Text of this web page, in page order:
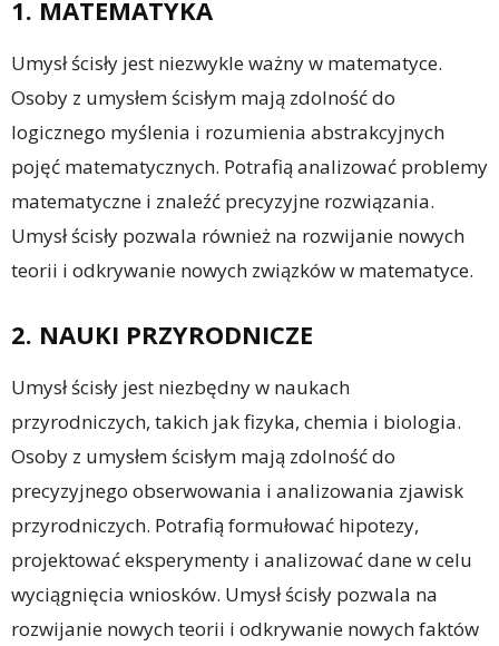
1. MATEMATYKA
Umysł ścisły jest niezwykle ważny w matematyce.
Osoby z umysłem ścisłym mają zdolność do
logicznego myślenia i rozumienia abstrakcyjnych
pojęć matematycznych. Potrafią analizować problemy
matematyczne i znaleźć precyzyjne rozwiązania.
Umysł ścisły pozwala również na rozwijanie nowych
teorii i odkrywanie nowych związków w matematyce.
2. NAUKI PRZYRODNICZE
Umysł ścisły jest niezbędny w naukach
przyrodniczych, takich jak fizyka, chemia i biologia.
Osoby z umysłem ścisłym mają zdolność do
precyzyjnego obserwowania i analizowania zjawisk
przyrodniczych. Potrafią formułować hipotezy,
projektować eksperymenty i analizować dane w celu
wyciągnięcia wniosków. Umysł ścisły pozwala na
rozwijanie nowych teorii i odkrywanie nowych faktów